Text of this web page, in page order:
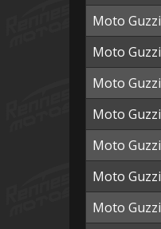
Moto Guzzi
Moto Guzzi
Moto Guzzi
Moto Guzzi
Moto Guzzi
Moto Guzzi
Moto Guzzi